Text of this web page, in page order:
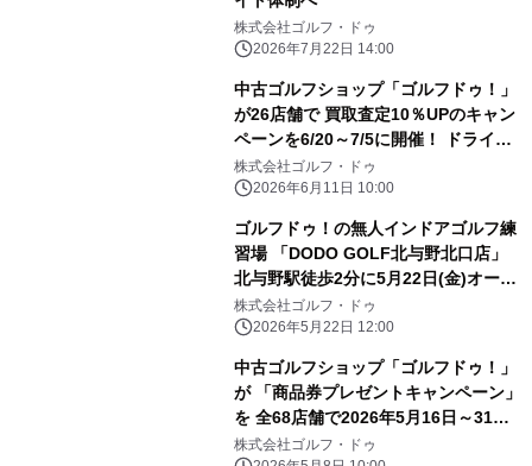
株式会社ゴルフ・ドゥ
2026年7月22日 14:00
中古ゴルフショップ「ゴルフドゥ！」
が26店舗で 買取査定10％UPのキャン
ペーンを6/20～7/5に開催！ ドライバ
ー・アイアンセットのお買替えは
5％OFFに
株式会社ゴルフ・ドゥ
2026年6月11日 10:00
ゴルフドゥ！の無人インドアゴルフ練
習場 「DODO GOLF北与野北口店」
北与野駅徒歩2分に5月22日(金)オープ
ン
株式会社ゴルフ・ドゥ
2026年5月22日 12:00
中古ゴルフショップ「ゴルフドゥ！」
が 「商品券プレゼントキャンペーン」
を 全68店舗で2026年5月16日～31日
に開催！
株式会社ゴルフ・ドゥ